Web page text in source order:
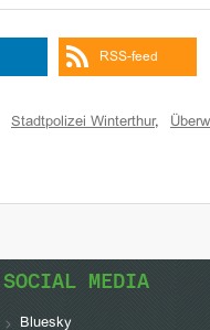
RSS-feed
Stadtpolizei Winterthur,
SOCIAL MEDIA
Bluesky